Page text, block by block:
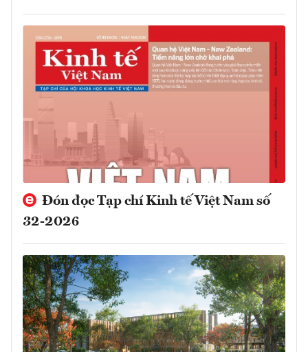
Đón đọc Tạp chí Kinh tế Việt Nam số
32-2026